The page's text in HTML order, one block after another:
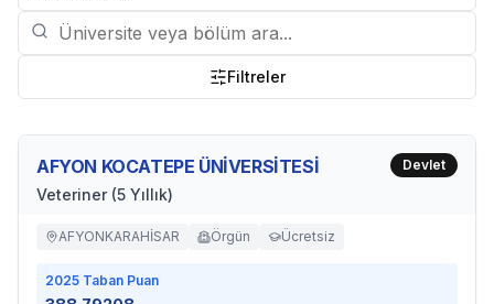
Filtreler
AFYON KOCATEPE ÜNİVERSİTESİ
Veteriner (5 Yıllık)
Devlet
AFYONKARAHİSAR Örgün Ücretsiz
2025 Taban Puan